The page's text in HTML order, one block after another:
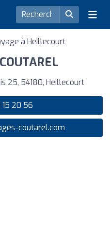
à Heillecourt
25, 54180, Heillecourt
20 56
coutarel.com